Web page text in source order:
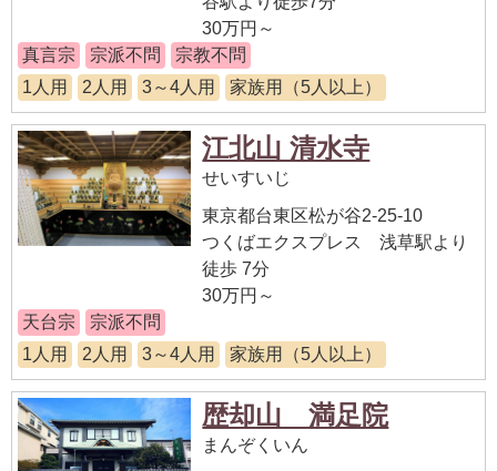
30万円～
真言宗
宗派不問
宗教不問
1人用
2人用 3～4人用 家族用（5人以上）
江北山 清水寺
せいすいじ
東京都台東区松が谷2-25-10
つくばエクスプレス 浅草駅より
徒歩 7分
30万円～
天台宗
宗派不問
1人用
2人用 3～4人用 家族用（5人以上）
歴却山 満足院
まんぞくいん